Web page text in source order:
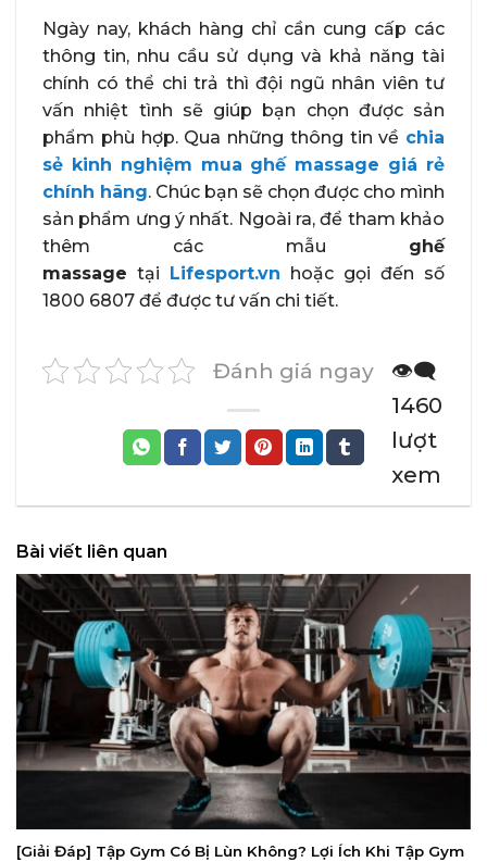
Ngày nay, khách hàng chỉ cần cung cấp các
thông tin, nhu cầu sử dụng và khả năng tài
chính có thể chi trả thì đội ngũ nhân viên tư
vấn nhiệt tình sẽ giúp bạn chọn được sản
phẩm phù hợp. Qua những thông tin về chia
sẻ kinh nghiệm mua ghế massage giá rẻ
chính hãng. Chúc bạn sẽ chọn được cho mình
sản phẩm ưng ý nhất. Ngoài ra, để tham khảo
thêm các mẫu ghế
massage tại Lifesport.vn hoặc gọi đến số
1800 6807 để được tư vấn chi tiết.
Đánh giá ngay
👁️‍🗨️
1460
lượt
xem
Bài viết liên quan
[Giải Đáp] Tập Gym Có Bị Lùn Không? Lợi Ích Khi Tập Gym